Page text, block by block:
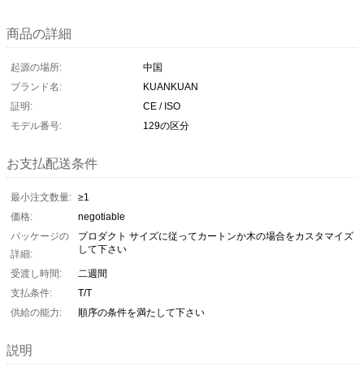
商品の詳細
起源の場所:
中国
ブランド名:
KUANKUAN
証明:
CE / ISO
モデル番号:
129の区分
お支払配送条件
最小注文数量: ≥1
価格:
negotiable
パッケージの
詳細:
プロダクト サイズに従ってカートンか木の場合をカスタマイズ
して下さい
受渡し時間:
二週間
支払条件:
T/T
供給の能力:
順序の条件を満たして下さい
説明